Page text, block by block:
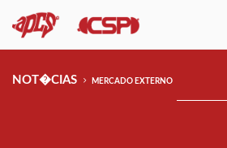
NOT�CIAS MERCADO EXTERNO